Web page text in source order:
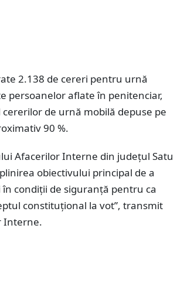
2.138 de cereri pentru urnă
persoanelor aflate în penitenciar,
de urnă mobilă depuse pe
90 %.
Afacerilor Interne din județul Satu
obiectivului principal de a
condiții de siguranță pentru ca
constituțional la vot”, transmit
Interne.